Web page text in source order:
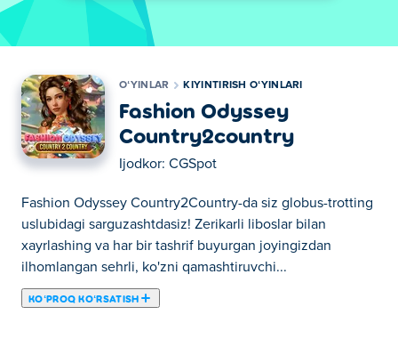
OʻYINLAR KIYINTIRISH OʻYINLARI
Fashion Odyssey
Country2country
Ijodkor: CGSpot
Fashion Odyssey Country2Country-da siz globus-trotting
uslubidagi sarguzashtdasiz! Zerikarli liboslar bilan
xayrlashing va har bir tashrif buyurgan joyingizdan
ilhomlangan sehrli, ko'zni qamashtiruvchi...
KOʻPROQ KOʻRSATISH